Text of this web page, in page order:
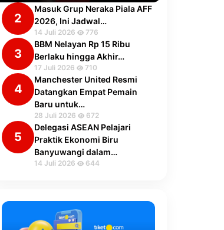
2
Masuk Grup Neraka Piala AFF
2026, Ini Jadwal…
14 Juli 2026 776
3
BBM Nelayan Rp 15 Ribu
Berlaku hingga Akhir…
17 Juli 2026 710
4
Manchester United Resmi
Datangkan Empat Pemain
Baru untuk…
28 Juli 2026 672
5
Delegasi ASEAN Pelajari
Praktik Ekonomi Biru
Banyuwangi dalam…
14 Juli 2026 644